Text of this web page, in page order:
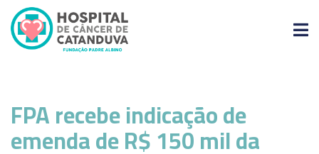
Nossos
Serviços
FPA recebe indicação de
emenda de R$ 150 mil da